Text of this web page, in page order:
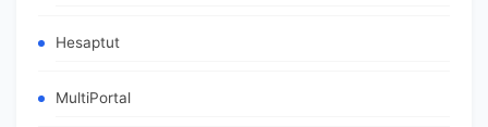
Hesaptut
MultiPortal